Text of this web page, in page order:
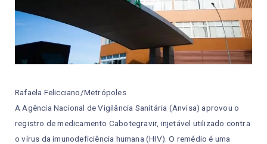
Rafaela Felicciano/Metrópoles
A Agência Nacional de Vigilância Sanitária (Anvisa) aprovou o
registro de medicamento Cabotegravir, injetável utilizado contra
o vírus da imunodeficiência humana (HIV). O remédio é uma